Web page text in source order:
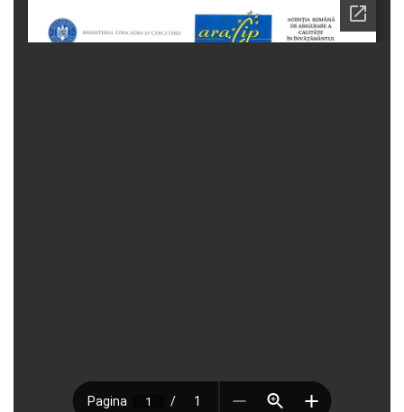
Gimnaziu